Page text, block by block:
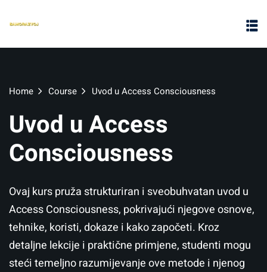
Home Course Uvod u Access Consciousness
Uvod u Access
Consciousness
Ovaj kurs pruža strukturiran i sveobuhvatan uvod u
Access Consciousness, pokrivajući njegove osnove,
tehnike, koristi, dokaze i kako započeti. Kroz
detaljne lekcije i praktične primjene, studenti mogu
steći temeljno razumijevanje ove metode i njenog